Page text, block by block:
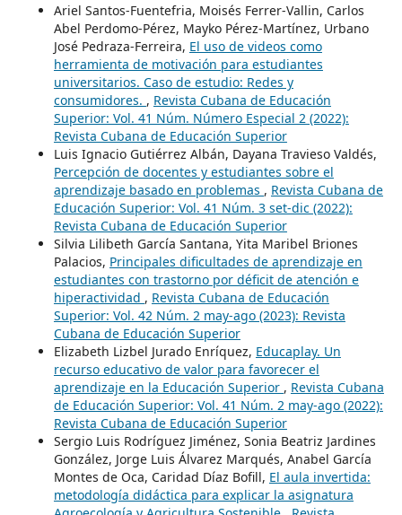
Ariel Santos-Fuentefria, Moisés Ferrer-Vallin, Carlos
Abel Perdomo-Pérez, Mayko Pérez-Martínez, Urbano
José Pedraza-Ferreira, El uso de videos como
herramienta de motivación para estudiantes
universitarios. Caso de estudio: Redes y
consumidores. , Revista Cubana de Educación
Superior: Vol. 41 Núm. Número Especial 2 (2022):
Revista Cubana de Educación Superior
Luis Ignacio Gutiérrez Albán, Dayana Travieso Valdés,
Percepción de docentes y estudiantes sobre el
aprendizaje basado en problemas , Revista Cubana de
Educación Superior: Vol. 41 Núm. 3 set-dic (2022):
Revista Cubana de Educación Superior
Silvia Lilibeth García Santana, Yita Maribel Briones
Palacios, Principales dificultades de aprendizaje en
estudiantes con trastorno por déficit de atención e
hiperactividad , Revista Cubana de Educación
Superior: Vol. 42 Núm. 2 may-ago (2023): Revista
Cubana de Educación Superior
Elizabeth Lizbel Jurado Enríquez, Educaplay. Un
recurso educativo de valor para favorecer el
aprendizaje en la Educación Superior , Revista Cubana
de Educación Superior: Vol. 41 Núm. 2 may-ago (2022):
Revista Cubana de Educación Superior
Sergio Luis Rodríguez Jiménez, Sonia Beatriz Jardines
González, Jorge Luis Álvarez Marqués, Anabel García
Montes de Oca, Caridad Díaz Bofill, El aula invertida:
metodología didáctica para explicar la asignatura